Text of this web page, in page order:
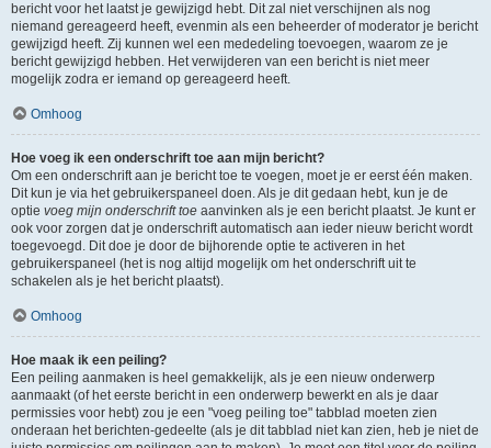
bericht voor het laatst je gewijzigd hebt. Dit zal niet verschijnen als nog
niemand gereageerd heeft, evenmin als een beheerder of moderator je bericht
gewijzigd heeft. Zij kunnen wel een mededeling toevoegen, waarom ze je
bericht gewijzigd hebben. Het verwijderen van een bericht is niet meer
mogelijk zodra er iemand op gereageerd heeft.
Omhoog
Hoe voeg ik een onderschrift toe aan mijn bericht?
Om een onderschrift aan je bericht toe te voegen, moet je er eerst één maken.
Dit kun je via het gebruikerspaneel doen. Als je dit gedaan hebt, kun je de
optie voeg mijn onderschrift toe aanvinken als je een bericht plaatst. Je kunt er
ook voor zorgen dat je onderschrift automatisch aan ieder nieuw bericht wordt
toegevoegd. Dit doe je door de bijhorende optie te activeren in het
gebruikerspaneel (het is nog altijd mogelijk om het onderschrift uit te
schakelen als je het bericht plaatst).
Omhoog
Hoe maak ik een peiling?
Een peiling aanmaken is heel gemakkelijk, als je een nieuw onderwerp
aanmaakt (of het eerste bericht in een onderwerp bewerkt en als je daar
permissies voor hebt) zou je een "voeg peiling toe" tabblad moeten zien
onderaan het berichten-gedeelte (als je dit tabblad niet kan zien, heb je niet de